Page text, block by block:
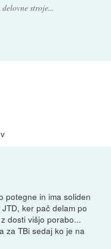
stroje...
potegne in ima soliden
ker pač delam po
dosti višjo porabo...
za TBi sedaj ko je na